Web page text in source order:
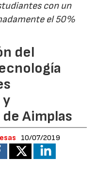
con un
el 50%
del
Aimplas
10/07/2019